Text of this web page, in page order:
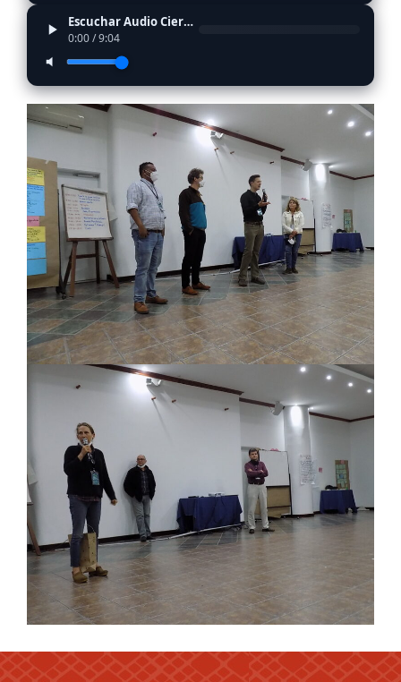
Escuchar Audio Cierre
0:00/9:04